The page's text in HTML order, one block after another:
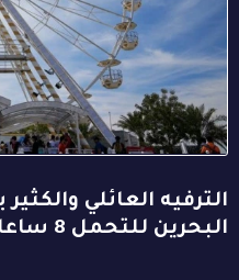
الترفيه العائلي
البحرين للتحمل 8 ساعات